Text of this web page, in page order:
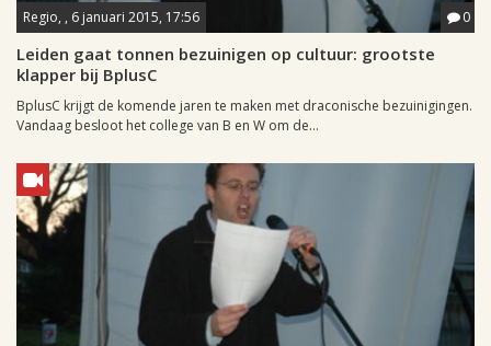
Regio, , 6 januari 2015, 17:56 0
Leiden gaat tonnen bezuinigen op cultuur: grootste
klapper bij BplusC
BplusC krijgt de komende jaren te maken met draconische bezuinigingen.
Vandaag besloot het college van B en W om de...